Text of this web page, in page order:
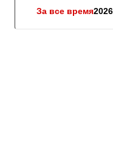
За все время2026